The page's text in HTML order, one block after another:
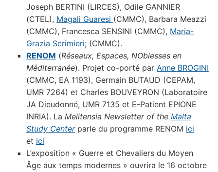
Joseph BERTINI (LIRCES), Odile GANNIER
(CTEL), Magali Guaresi (CMMC), Barbara Meazzi
(CMMC), Francesca SENSINI (CMMC), Maria-
Grazia Scrimieri; (CMMC).
RENOM (Réseaux, Espaces, NOblesses en
Méditerranée). Projet co-porté par Anne BROGINI
(CMMC, EA 1193), Germain BUTAUD (CEPAM,
UMR 7264) et Charles BOUVEYRON (Laboratoire
JA Dieudonné, UMR 7135 et E-Patient EPIONE
INRIA). La Melitensia Newsletter of the Malta
Study Center parle du programme RENOM ici
et ici
L’exposition « Guerre et Chevaliers du Moyen
Âge aux temps modernes » ouvrira le 16 octobre